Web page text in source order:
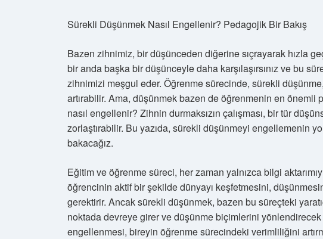
Sürekli Düşünmek Nasıl Engellenir? Pedagojik Bir Bakış
Bazen zihnimiz, bir düşünceden diğerine sıçrayarak hızla
bir anda başka bir düşünceyle daha karşılaşırsınız ve bu
zihnimizi meşgul eder. Öğrenme sürecinde, sürekli
artırabilir. Ama, düşünmek bazen de öğrenmenin en önemli
nasıl engellenir? Zihnin durmaksızın çalışması, bir tür
zorlaştırabilir. Bu yazıda, sürekli düşünmeyi engellemenin
bakacağız.
Eğitim ve öğrenme süreci, her zaman yalnızca bilgi
öğrencinin aktif bir şekilde dünyayı keşfetmesini,
gerektirir. Ancak sürekli düşünmek, bazen bu süreçteki
noktada devreye girer ve düşünme biçimlerini
engellenmesi, bireyin öğrenme sürecindeki verimliliğini